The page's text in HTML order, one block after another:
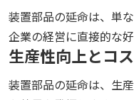
装置部品の延命は、単
企業の経営に直接的な
生産性向上とコ
装置部品の延命は、生